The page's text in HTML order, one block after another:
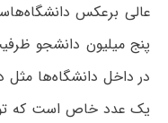
عالی برعکس
پنج میلیون دانشجو
در داخل دانشگاه‌ها مثل
یک عدد خاص است که